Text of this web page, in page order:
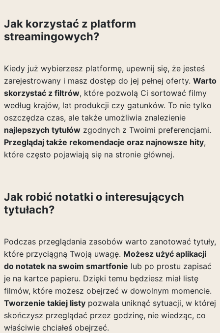
Jak korzystać z platform
streamingowych?
Kiedy już wybierzesz platformę, upewnij się, że jesteś
zarejestrowany i masz dostęp do jej pełnej oferty. Warto
skorzystać z filtrów, które pozwolą Ci sortować filmy
według krajów, lat produkcji czy gatunków. To nie tylko
oszczędza czas, ale także umożliwia znalezienie
najlepszych tytułówzgodnych z Twoimi preferencjami.
Przeglądaj także rekomendacje oraz najnowsze hity,
które często pojawiają się na stronie głównej.
Jak robić notatki o interesujących
tytułach?
Podczas przeglądania zasobów warto zanotować tytuły,
które przyciągną Twoją uwagę. Możesz użyć aplikacji
do notatek na swoim smartfonie lub po prostu zapisać
je na kartce papieru. Dzięki temu będziesz miał listę
filmów, które możesz obejrzeć w dowolnym momencie.
Tworzenie takiej listypozwala uniknąć sytuacji, w której
skończysz przeglądać przez godzinę, nie wiedząc, co
właściwie chciałeś obejrzeć.